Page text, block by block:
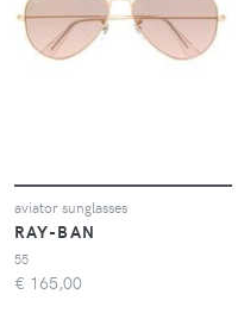
aviator sunglasses
RAY-BAN
55
€ 165,00